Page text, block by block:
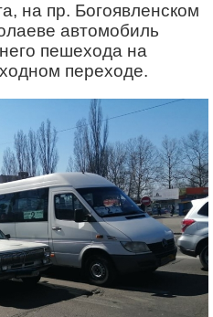
на пр. Богоявленском
автомобиль
пешехода на
переходе.